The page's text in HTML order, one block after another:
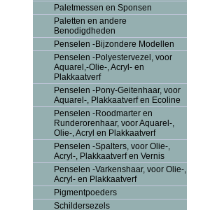
Paletmessen en Sponsen
Paletten en andere
Benodigdheden
Penselen -Bijzondere Modellen
Penselen -Polyestervezel, voor
Aquarel,-Olie-, Acryl- en
Plakkaatverf
Penselen -Pony-Geitenhaar, voor
Aquarel-, Plakkaatverf en Ecoline
Penselen -Roodmarter en
Runderorenhaar, voor Aquarel-,
Olie-, Acryl en Plakkaatverf
Penselen -Spalters, voor Olie-,
Acryl-, Plakkaatverf en Vernis
Penselen -Varkenshaar, voor Olie-,
Acryl- en Plakkaatverf
Pigmentpoeders
Schildersezels